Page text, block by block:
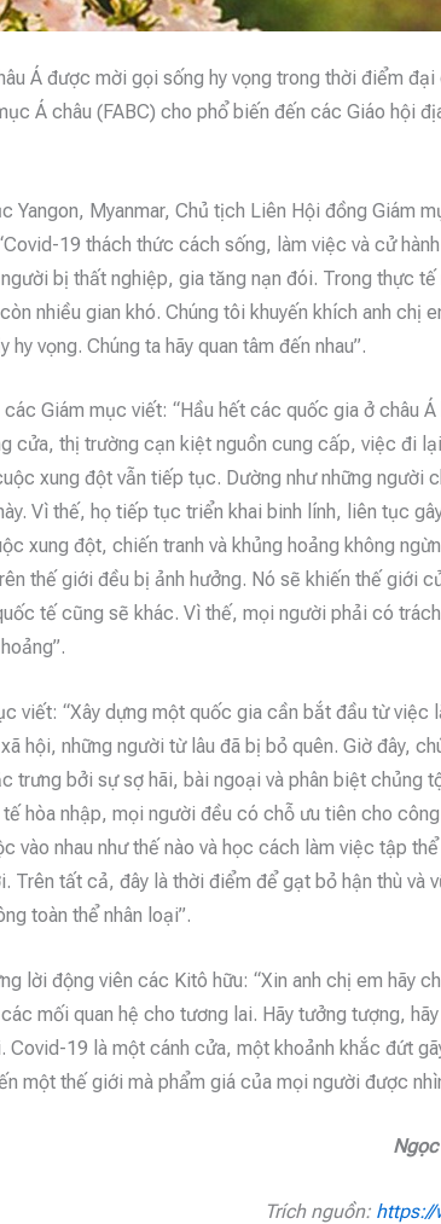
Á được mời gọi sống hy vọng trong thời điểm đại
Á châu (FABC) cho phổ biến đến các Giáo hội
Yangon, Myanmar, Chủ tịch Liên Hội đồng Giám
19 thách thức cách sống, làm việc và cử
bị thất nghiệp, gia tăng nạn đói. Trong thực tế
nhiều gian khó. Chúng tôi khuyến khích anh chị
vọng. Chúng ta hãy quan tâm đến nhau”.
Giám mục viết: “Hầu hết các quốc gia ở châu
cửa, thị trường cạn kiệt nguồn cung cấp, việc đi
xung đột vẫn tiếp tục. Dường như những người
Vì thế, họ tiếp tục triển khai binh lính, liên tục
xung đột, chiến tranh và khủng hoảng không
thế giới đều bị ảnh hưởng. Nó sẽ khiến thế giới
tế cũng sẽ khác. Vì thế, mọi người phải có
viết: “Xây dựng một quốc gia cần bắt đầu từ việc
hội, những người từ lâu đã bị bỏ quên. Giờ đây,
trưng bởi sự sợ hãi, bài ngoại và phân biệt chủng
tế hòa nhập, mọi người đều có chỗ ưu tiên cho
vào nhau như thế nào và học cách làm việc tập
Trên tất cả, đây là thời điểm để gạt bỏ hận thù và
toàn thể nhân loại”.
lời động viên các Kitô hữu: “Xin anh chị em hãy
mối quan hệ cho tương lai. Hãy tưởng tượng,
19 là một cánh cửa, một khoảnh khắc đứt
một thế giới mà phẩm giá của mọi người được
Trích nguồn: https://